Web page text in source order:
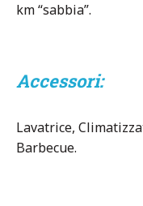
km “sabbia”.
Accessori:
Lavatrice,
Barbecue.